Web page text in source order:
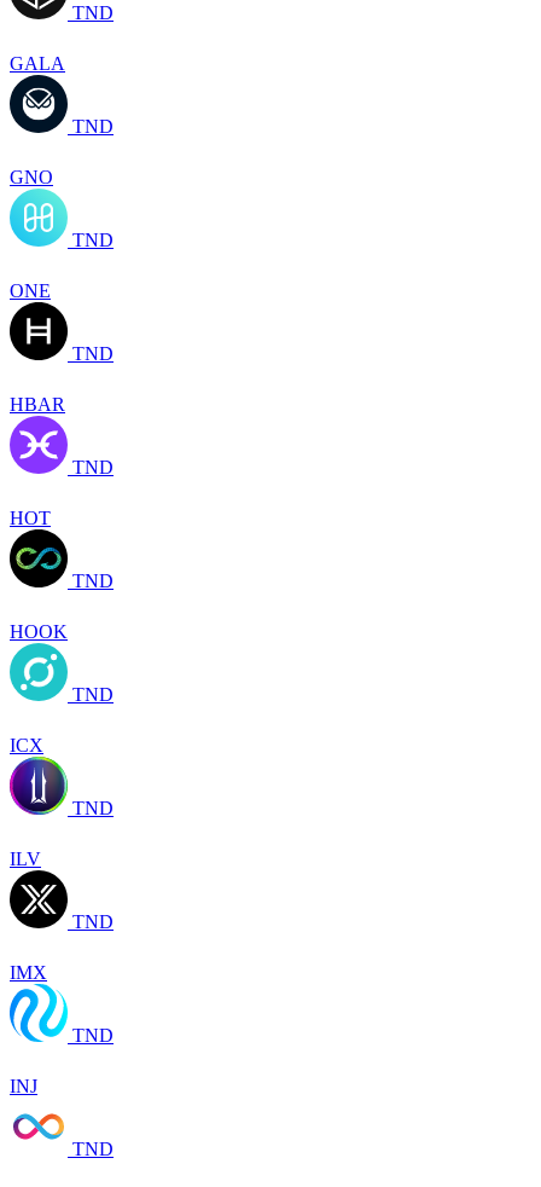
TND
GALA
TND
GNO
TND
ONE
TND
HBAR
TND
HOT
TND
HOOK
TND
ICX
TND
ILV
TND
IMX
TND
INJ
TND